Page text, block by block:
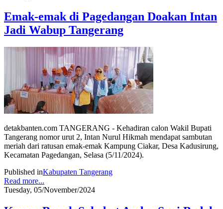
Emak-emak di Pagedangan Doakan Intan
Jadi Wabup Tangerang
detakbanten.com TANGERANG - Kehadiran calon Wakil Bupati
Tangerang nomor urut 2, Intan Nurul Hikmah mendapat sambutan
meriah dari ratusan emak-emak Kampung Ciakar, Desa Kadusirung,
Kecamatan Pagedangan, Selasa (5/11/2024).
Published inKabupaten Tangerang
Read more...
Tuesday, 05/November/2024